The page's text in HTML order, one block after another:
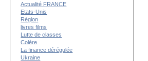
Actualité FRANCE
Etats-Unis
Région
livres films
Lutte de classes
Colère
La finance dérégulée
Ukraine